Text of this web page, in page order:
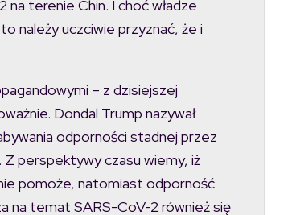
na terenie Chin. I choć władze
należy uczciwie przyznać, że i
– z dzisiejszej
Dondal Trump nazywał
odporności stadnej przez
Z perspektywy czasu wiemy, iż
pomoże, natomiast odporność
na temat SARS-CoV-2 również się